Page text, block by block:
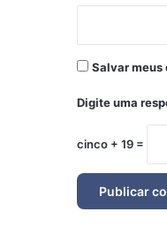
Salvar meus
Digite uma
cinco + 19 =